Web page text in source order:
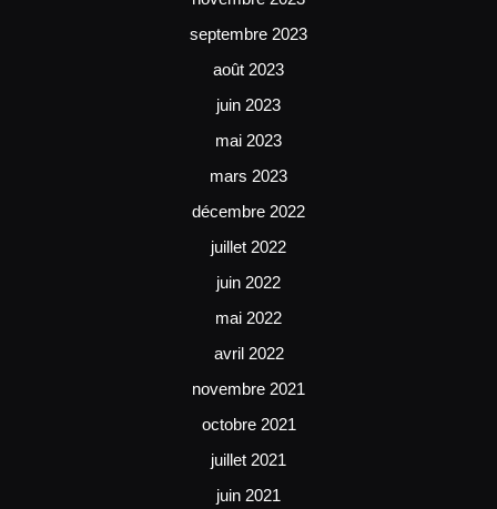
septembre 2023
août 2023
juin 2023
mai 2023
mars 2023
décembre 2022
juillet 2022
juin 2022
mai 2022
avril 2022
novembre 2021
octobre 2021
juillet 2021
juin 2021